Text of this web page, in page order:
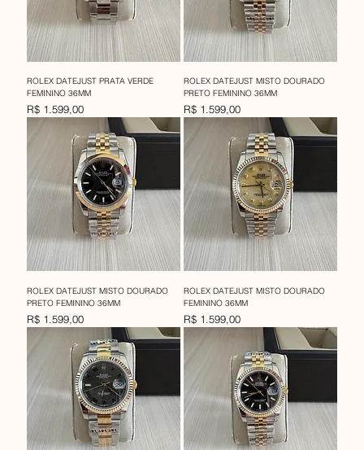
ROLEX DATEJUST PRATA VERDE
FEMININO 36MM
Preço
R$ 1.599,00
ROLEX DATEJUST MISTO DOURADO
PRETO FEMININO 36MM
Preço
R$ 1.599,00
ROLEX DATEJUST MISTO DOURADO
PRETO FEMININO 36MM
Preço
R$ 1.599,00
ROLEX DATEJUST MISTO DOURADO
FEMININO 36MM
Preço
R$ 1.599,00